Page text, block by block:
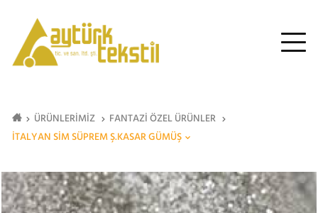
ÜRÜNLERİMİZ
FANTAZİ ÖZEL ÜRÜNLER
İTALYAN SİM SÜPREM Ş.KASAR GÜMÜŞ